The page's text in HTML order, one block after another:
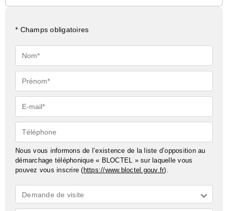
* Champs obligatoires
Nom*
Prénom*
E-
mail*
Téléphone
Nous vous informons de l’existence de la liste d’opposition au
démarchage téléphonique « BLOCTEL » sur laquelle vous
pouvez vous inscrire ( https://www.bloctel.gouv.fr).
Demande
*
Demande de visite